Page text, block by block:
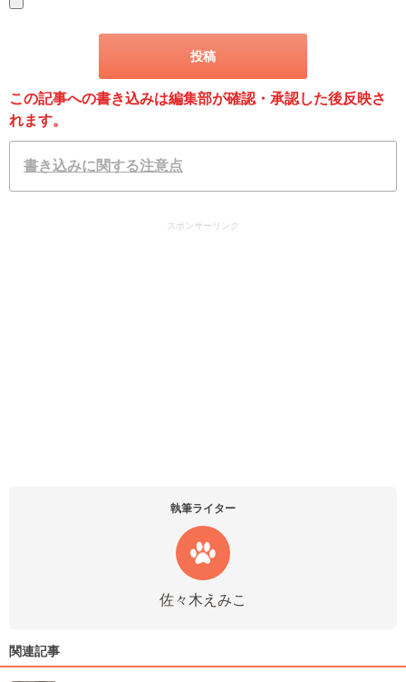
この記事への書き込みは編集部が確認・承認した後反映さ
れます。
書き込みに関する注意点
スポンサーリンク
執筆ライター
佐々木えみこ
関連記事